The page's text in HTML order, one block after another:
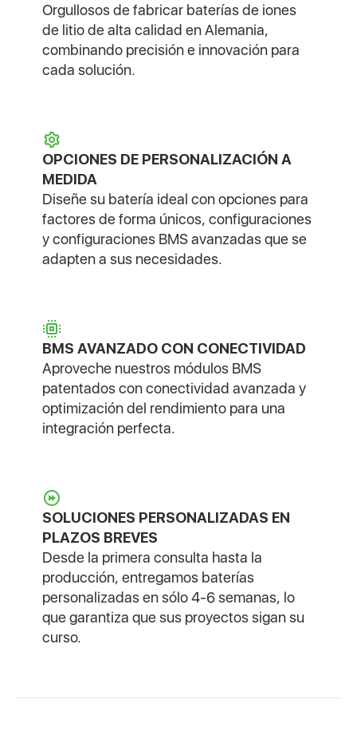
Orgullosos de fabricar baterías de iones
de litio de alta calidad en Alemania,
combinando precisión e innovación para
cada solución.
OPCIONES DE PERSONALIZACIÓN A
MEDIDA
Diseñe su batería ideal con opciones para
factores de forma únicos, configuraciones
y configuraciones BMS avanzadas que se
adapten a sus necesidades.
BMS AVANZADO CON CONECTIVIDAD
Aproveche nuestros módulos BMS
patentados con conectividad avanzada y
optimización del rendimiento para una
integración perfecta.
SOLUCIONES PERSONALIZADAS EN
PLAZOS BREVES
Desde la primera consulta hasta la
producción, entregamos baterías
personalizadas en sólo 4-6 semanas, lo
que garantiza que sus proyectos sigan su
curso.